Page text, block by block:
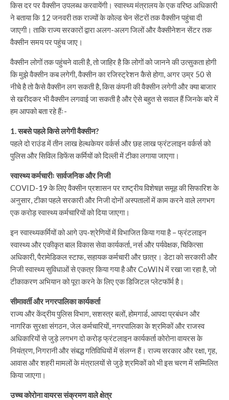
किस दर पर वैक्सीन उपलब्ध करवायेंगी। स्वास्थ्य मंत्रालय के एक वरिष्ठ अधिकारी
ने बताया कि 12 जनवरी तक राज्यों के कोल्ड चेन सेंटरों तक वैक्सीन पहुंचा दी
जाएगी। ताकि राज्य सरकारों द्वारा अलग-अलग जिलों और वैक्सीनेशन सेंटर तक
वैक्सीन समय पर पहुंच जाए।
वैक्सीन लोगों तक पहुंचने वाली है, तो जाहिर है कि लोगों को जानने की उत्सुकता होगी
कि मुझे वैक्सीन कब लगेगी, वैक्सीन का रजिस्ट्रेशन कैसे होगा, अगर उम्र 50 से
नीचे है तो कैसे वैक्सीन लग सकती है, किस कंपनी की वैक्सीन लगेगी और क्या बाजार
से खरीदकर भी वैक्सीन लगवाई जा सकती है और ऐसे बहुत से सवाल हैं जिनके बारे में
हम आपको बता रहे हैंः-
1. सबसे पहले किसे लगेगी वैक्सीन?
पहले दो राउंड में तीन लाख हेल्थकेयर वर्कर्स और छह लाख फ्रंटलाइन वर्कर्स को
पुलिस और सिविल डिफेंस कर्मियों को दिल्ली में टीका लगाया जाएगा।
स्वास्थ्य कर्मचारीः सार्वजनिक और निजी
COVID-19 के लिए वैक्सीन प्रशासन पर राष्ट्रीय विशेषज्ञ समूह की सिफारिश के
अनुसार, टीका पहले सरकारी और निजी दोनों अस्पतालों में काम करने वाले लगभग
एक करोड़ स्वास्थ्य कर्मचारियों को दिया जाएगा।
इन स्वास्थ्यकर्मियों को आगे उप-श्रेणियों में विभाजित किया गया है – फ्रंटलाइन
स्वास्थ्य और एकीकृत बाल विकास सेवा कार्यकर्ता, नर्स और पर्यवेक्षक, चिकित्सा
अधिकारी, पैरामेडिकल स्टाफ, सहायक कर्मचारी और छात्र। डेटा को सरकारी और
निजी स्वास्थ्य सुविधाओं से एकत्र किया गया है और CoWIN में रखा जा रहा है, जो
टीकाकरण अभियान को पूरा करने के लिए एक डिजिटल प्लेटफॉर्म है।
सीमावर्ती और नगरपालिका कार्यकर्ता
राज्य और केंद्रीय पुलिस विभाग, सशस्त्र बलों, होमगार्ड, आपदा प्रबंधन और
नागरिक सुरक्षा संगठन, जेल कर्मचारियों, नगरपालिका के श्रमिकों और राजस्व
अधिकारियों से जुड़े लगभग दो करोड़ फ्रंटलाइन कार्यकर्ता कोरोना वायरस के
नियंत्रण, निगरानी और संबद्ध गतिविधियों में संलग्न हैं। राज्य सरकार और रक्षा, गृह,
आवास और शहरी मामलों के मंत्रालयों से जुड़े श्रमिकों को भी इस चरण में सम्मिलित
किया जाएगा।
उच्च कोरोना वायरस संक्रमण वाले क्षेत्र